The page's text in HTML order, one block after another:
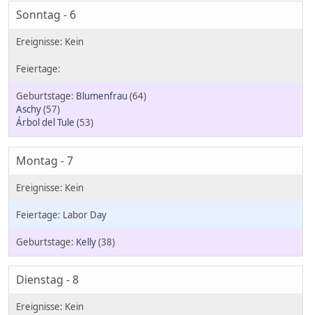
Sonntag - 6
Blumenfrau (64)
Aschy(57)
Árbol del Tule (53)
Montag - 7
Labor Day
Kelly(38)
Dienstag - 8